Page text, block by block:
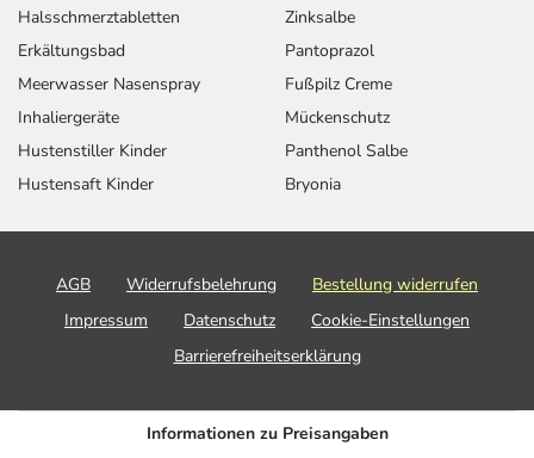
Halsschmerztabletten
Erkältungsbad
Meerwasser Nasenspray
Inhaliergeräte
Hustenstiller Kinder
Hustensaft Kinder
Zinksalbe
Pantoprazol
Fußpilz Creme
Mückenschutz
Panthenol Salbe
Bryonia
AGB Widerrufsbelehrung
Bestellung widerrufen
Impressum
Datenschutz
Cookie-Einstellungen
Barrierefreiheitserklärung
Informationen zu Preisangaben